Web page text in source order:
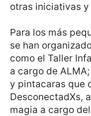
otras iniciativas
Para los más
se han
como el Taller
a cargo de
y pintacaras que
DesconectadXs,
magia a cargo